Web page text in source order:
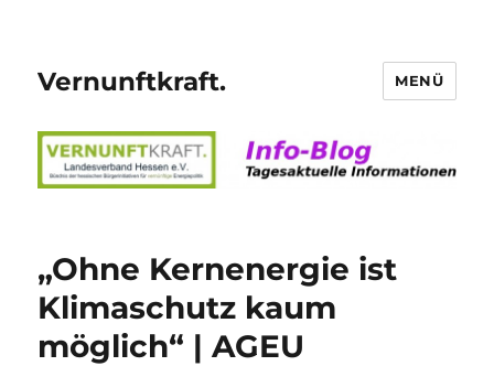
Vernunftkraft. MENÜ
„Ohne Kernenergie ist
Klimaschutz kaum
möglich“ | AGEU